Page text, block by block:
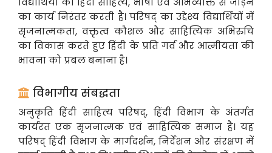
का कार्य निरंतर करती है। परिषद् का उद्देश्य विद्यार्थियों में
सृजनात्मकता, वक्तृत्व कौशल और साहित्यिक अभिरुचि
का विकास करते हुए हिंदी के प्रति गर्व और आत्मीयता की
भावना को प्रबल बनाना है।
विभागीय संबद्धता
अनुकृति हिंदी साहित्य परिषद्, हिंदी विभाग के अंतर्गत
कार्यरत एक सृजनात्मक एवं साहित्यिक समाज है। यह
परिषद् हिंदी विभाग के मार्गदर्शन, निर्देशन और संरक्षण में